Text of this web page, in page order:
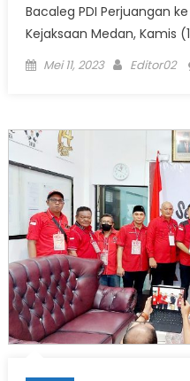
Bacaleg PDI Perjuangan
Kejaksaan Medan, Kamis
Posted
Mei 11, 2023 Author
Editor02